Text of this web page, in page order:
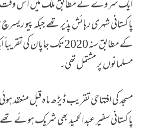
پاکستانی شہری رہائش پذیر تھے جبکہ پیو
کے مطابق سنہ 2020 تک جاپان
مسلمانوں پر مشتمل تھی۔
مسجد کی افتتاحی تقریب ڈیڑھ ماہ قبل منعقد
پاکستانی سفیر عبدالحمید بھی شریک ہوئے